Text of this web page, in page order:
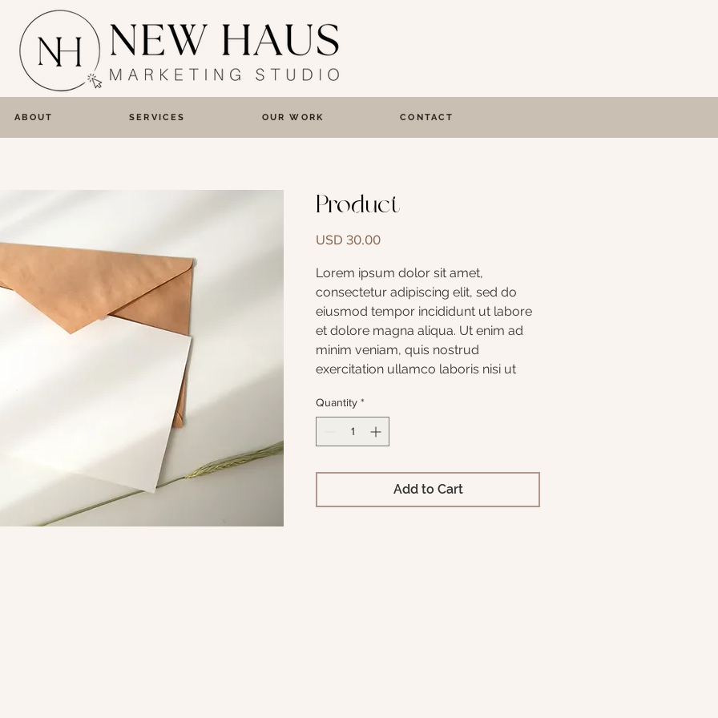
ABOUT SERVICES OUR WORK CONTACT
Product
USD 30.00Price
Lorem ipsum dolor sit amet,
consectetur adipiscing elit, sed do
eiusmod tempor incididunt ut labore
et dolore magna aliqua. Ut enim ad
minim veniam, quis nostrud
exercitation ullamco laboris nisi ut
Quantity *
Add to Cart